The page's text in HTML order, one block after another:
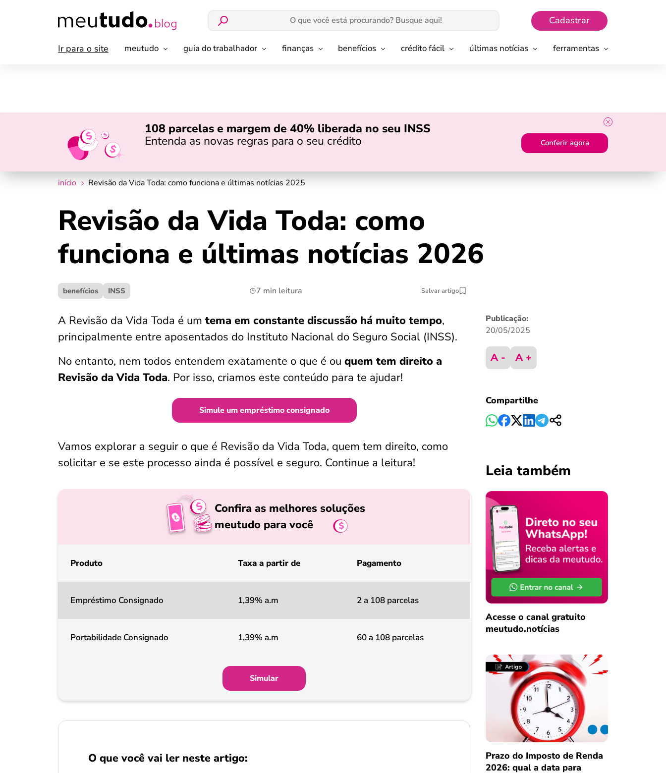
Cadastrar
Ir para o site meutudo guia do trabalhador finanças benefícios crédito fácil últimas notícias ferramentas
108 parcelas e margem de 40% liberada no seu INSS
Entenda as novas regras para o seu crédito
Conferir agora
início Revisão da Vida Toda: como funciona e últimas notícias 2025
Revisão da Vida Toda: como
funciona e últimas notícias 2026
benefícios INSS 7 min leitura Salvar artigo
A Revisão da Vida Toda é um tema em constante discussão há muito tempo,
principalmente entre aposentados do Instituto Nacional do Seguro Social (INSS).
No entanto, nem todos entendem exatamente o que é ou quem tem direito a
Revisão da Vida Toda. Por isso, criamos este conteúdo para te ajudar!
Simule um empréstimo consignado
Vamos explorar a seguir o que é Revisão da Vida Toda, quem tem direito, como
solicitar e se este processo ainda é possível e seguro. Continue a leitura!
Confira as melhores soluções
meutudo para você
Produto Taxa a partir de Pagamento
Empréstimo Consignado 1,39% a.m 2 a 108 parcelas
Portabilidade Consignado 1,39% a.m 60 a 108 parcelas
Simular
O que você vai ler neste artigo:
Publicação:
20/05/2025
A - A +
Compartilhe
Leia também
Acesse o canal gratuito
meutudo.notícias
Prazo do Imposto de Renda
2026: qual a data para